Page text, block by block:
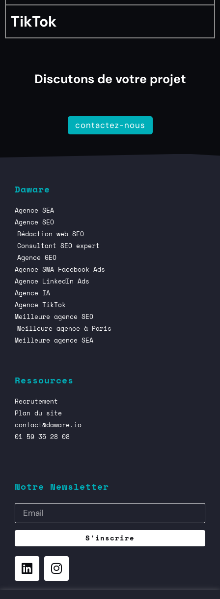
TikTok
Discutons de votre projet
contactez-nous
Daware
Agence SEA
Agence SEO
Rédaction web SEO
Consultant SEO expert
Agence GEO
Agence SMA Facebook Ads
Agence LinkedIn Ads
Agence IA
Agence TikTok
Meilleure agence SEO
Meilleure agence à Paris
Meilleure agence SEA
Ressources
Recrutement
Plan du site
contact@daware.io
01 59 35 28 08
Notre Newsletter
S'inscrire